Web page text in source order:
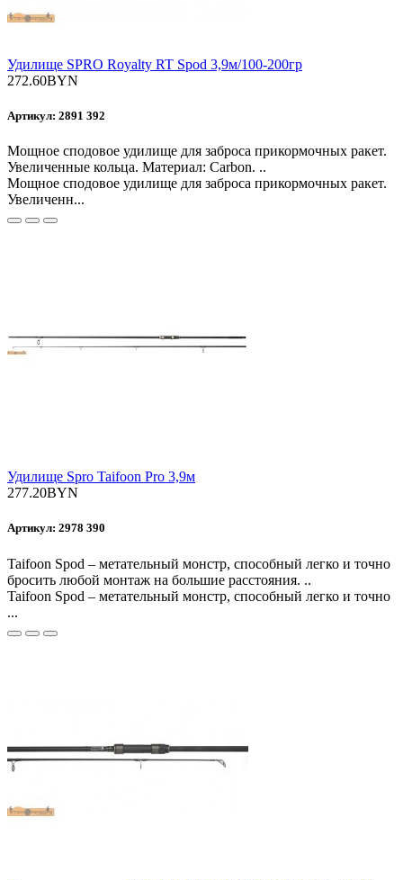
Удилище SPRO Royalty RT Spod 3,9м/100-200гр
272.60BYN
Артикул: 2891 392
Мощное сподовое удилище для заброса прикормочных ракет.
Увеличенные кольца. Материал: Carbon. ..
Мощное сподовое удилище для заброса прикормочных ракет.
Увеличенн...
Удилище Spro Taifoon Pro 3,9м
277.20BYN
Артикул: 2978 390
Taifoon Spod – метательный монстр, способный легко и точно
бросить любой монтаж на большие расстояния. ..
Taifoon Spod – метательный монстр, способный легко и точно
...